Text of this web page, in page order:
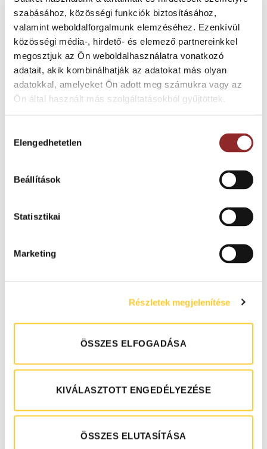
szabásához, közösségi funkciók biztosításához,
valamint weboldalforgalmunk elemzéséhez. Ezenkívül
közösségi média-, hirdető- és elemező partnereinkkel
megosztjuk az Ön weboldalhasználatra vonatkozó
adatait, akik kombinálhatják az adatokat más olyan
adatokkal, amelyeket Ön adott meg számukra vagy az
Ön által használt más szolgáltatásokból gyűjtöttek.
kiválasztása
Elengedhetetlen
Beállítások
Statisztikai
Marketing
Részletek megjelenítése
ÖSSZES ELFOGADÁSA
KIVÁLASZTOTT ENGEDÉLYEZÉSE
ÖSSZES ELUTASÍTÁSA
IPARI PADLÓBURKOLATOK IPARI PADLÓBURKOLATOK
lábtörlővel MM
Mágneses tisztító zóna MCZ